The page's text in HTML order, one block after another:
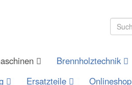
Brennholztechnik
Ersatzteile Onlineshop